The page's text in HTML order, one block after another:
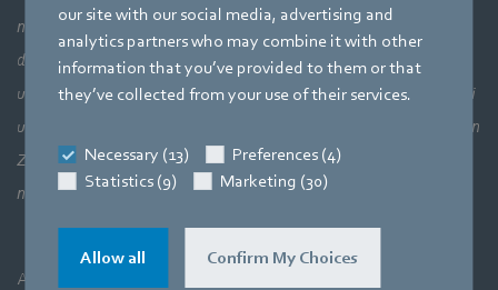
our site with our social media, advertising and
analytics partners who may combine it with other
information that you’ve provided to them or that
they’ve collected from your use of their services.
Necessary (13)
Preferences (4)
Statistics (9)
Marketing (30)
Allow all Confirm My Choices
nicht das Ganze sehen: lufttechnische Zusammenhänge und
damit das perfekte Zusammenspiel von Motortechnik, Elektronik
und Strömungstechnik. Unsere drei Kernkompetenzen stehen bei
unseren Produkten in unmittelbarer Verbindung zueinander. Denn
Zielsetzung ist es immer, Luft und Bewegung höchst effizient zu
nutzen.
AGB